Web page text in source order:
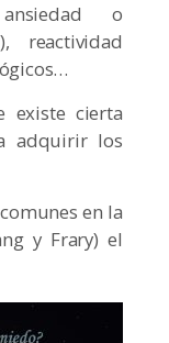
o
reactividad
existe cierta
adquirir los
en la
y Frary) el